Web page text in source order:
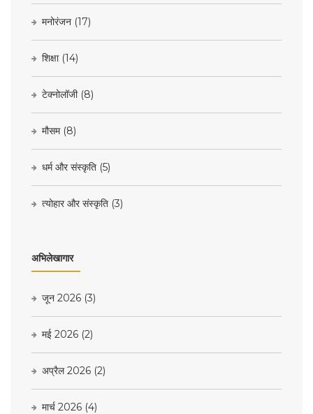
मनोरंजन (17)
शिक्षा (14)
टेक्नोलॉजी (8)
मौसम (8)
धर्म और संस्कृति (5)
त्योहार और संस्कृति (3)
अभिलेखागार
जून 2026 (3)
मई 2026 (2)
अप्रैल 2026 (2)
मार्च 2026 (4)